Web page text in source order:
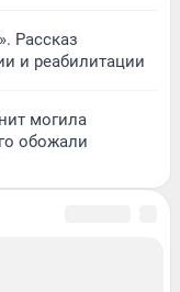
Рассказ
и реабилитации
могила
обожали